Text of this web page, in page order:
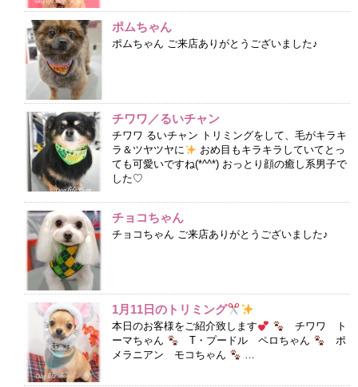
ポムちゃん
ポムちゃん ご来店ありがとうございました♪
チワワ／るいチャン
チワワ るいチャン トリミングをして、毛がキラキ
ラ＆ツヤツヤに
おめ目もキラキラしていてとっ
ても可愛いですね(*^^*) おっとり顔の癒し系男子で
した♡
チョコちゃん
チョコちゃん ご来店ありがとうございました♪
1月11日のトリミング
本日のお客様をご紹介致します
チワワ ト
ーマちゃん
T・プードル ペロちゃん
ポ
メラニアン モコちゃん
…